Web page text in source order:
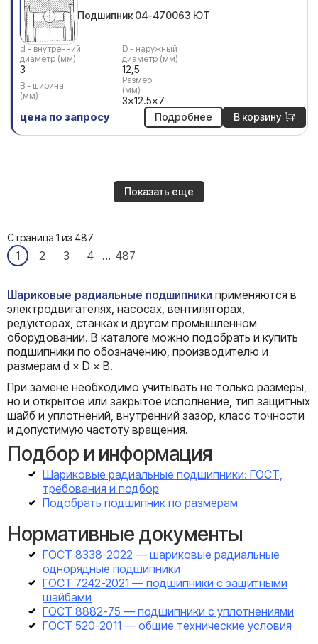
Подшипник 04-470063 ЮТ
d - внутренний
диаметр (мм)
3
D - наружный
диаметр (мм)
12,5
В - ширина
(мм)
Размер
(мм)
3x12.5x7
цена по запросу Подробнее В корзину
Показать еще
Страница 1 из 487
1 2 3 4 ... 487
Шариковые радиальные подшипники применяются в
электродвигателях, насосах, вентиляторах,
редукторах, станках и другом промышленном
оборудовании. В каталоге можно подобрать и купить
подшипники по обозначению, производителю и
размерам d × D × B.
При замене необходимо учитывать не только размеры,
но и открытое или закрытое исполнение, тип защитных
шайб и уплотнений, внутренний зазор, класс точности
и допустимую частоту вращения.
Подбор и информация
Шариковые радиальные подшипники: ГОСТ,
требования и подбор
Подобрать подшипник по размерам
Нормативные документы
ГОСТ 8338-2022 — шариковые радиальные
однорядные подшипники
ГОСТ 7242-2021 — подшипники с защитными
шайбами
ГОСТ 8882-75 — подшипники с уплотнениями
ГОСТ 520-2011 — общие технические условия